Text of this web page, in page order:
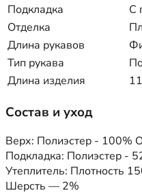
Подкладка
С
Отделка
Длина рукавов
Тип рукава
Длина изделия
Состав и уход
Верх: Полиэстер - 100%
Подкладка: Полиэстер -
Утеплитель: Плотность
Шерсть — 2%